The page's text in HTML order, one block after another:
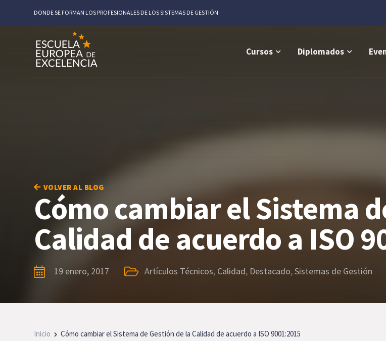
DONDE SE FORMAN LOS PROFESIONALES DE LOS SISTEMAS DE GESTIÓN
Cursos Diplomados
VOLVER AL BLOG
Cómo cambiar el Sistema
Calidad de acuerdo a ISO
19 enero, 2017 Artículos Técnicos, Calidad, Destacado,Sistemas de Gestión
Inicio Cómo cambiar el Sistema de Gestión de la Calidad de acuerdo a ISO 9001:2015